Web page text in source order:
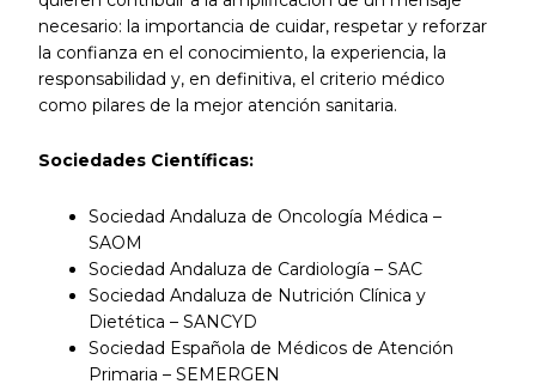
necesario: la importancia de cuidar, respetar y reforzar
la confianza en el conocimiento, la experiencia, la
responsabilidad y, en definitiva, el criterio médico
como pilares de la mejor atención sanitaria.
Sociedades Científicas:
Sociedad Andaluza de Oncología Médica –
SAOM
Sociedad Andaluza de Cardiología – SAC
Sociedad Andaluza de Nutrición Clínica y
Dietética – SANCYD
Sociedad Española de Médicos de Atención
Primaria – SEMERGEN